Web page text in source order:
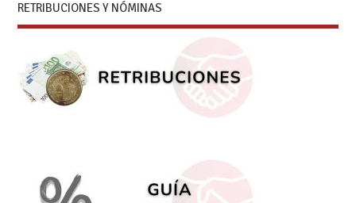
RETRIBUCIONES Y NÓMINAS